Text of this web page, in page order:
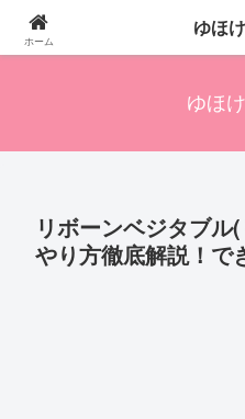
四人の子を持つ母のズボラ生活備忘
発信
ゆほ
リボーンベジタブ
やり方徹底解説！で
ホーム
ゆほ